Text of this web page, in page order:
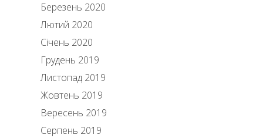
Березень 2020
Лютий 2020
Січень 2020
Грудень 2019
Листопад 2019
Жовтень 2019
Вересень 2019
Серпень 2019